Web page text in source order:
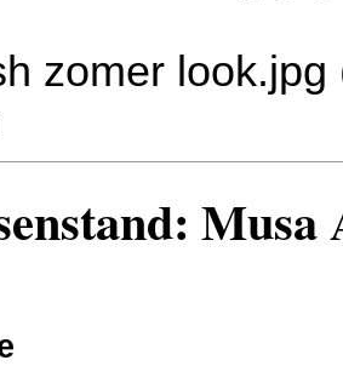
zomer